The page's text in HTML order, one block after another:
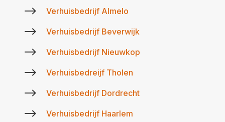
$ Verhuisbedrijf Almelo
$ Verhuisbedrijf Beverwijk
$ Verhuisbedrijf Nieuwkop
$ Verhuisbedreijf Tholen
$ Verhuisbedrijf Dordrecht
$ Verhuisbedrijf Haarlem